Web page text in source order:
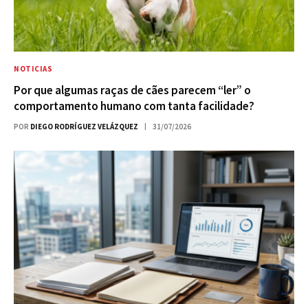
NOTICIAS
Por que algumas raças de cães parecem “ler” o
comportamento humano com tanta facilidade?
POR DIEGO RODRÍGUEZ VELÁZQUEZ 31/07/2026